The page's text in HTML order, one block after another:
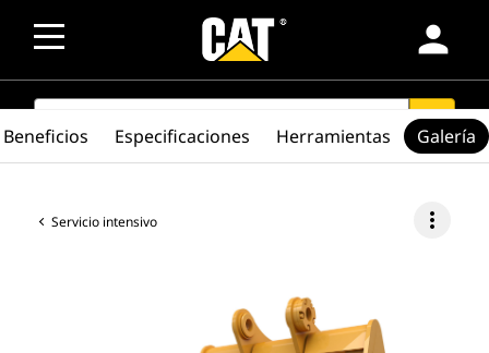
person
SEARCH search
Servicio intensivo more_vert
Beneficios Especificaciones Herramientas Galería